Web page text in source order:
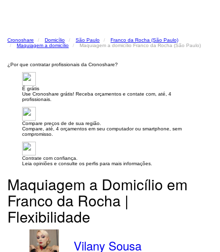
Cronoshare Domicílio São Paulo
Franco da Rocha (São Paulo)
Maquiagem a domicílio
Maquiagem a domicílio Franco da Rocha (São Paulo)
¿Por que contratar profissionais da Cronoshare?
É grátis
Use Cronoshare grátis! Receba orçamentos e contate com, até, 4
profissionais.
Compare preços de de sua região.
Compare, até, 4 orçamentos em seu computador ou smartphone, sem
compromisso.
Contrate com confiança.
Leia opiniões e consulte os perfis para mais informações.
Maquiagem a Domicílio em
Franco da Rocha |
Flexibilidade
Vilany Sousa